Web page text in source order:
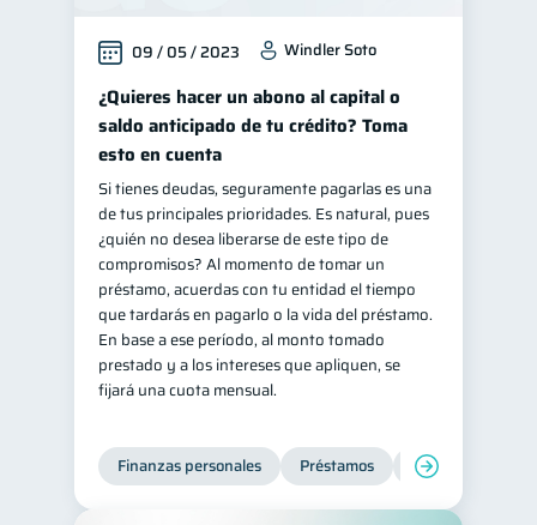
Información financiera
inversiones 1
Salud mental
Retiro 1 Doble sueldo 1
Gasto responsable 1
información financiera 1
09 / 05 / 2023 Windler Soto
¿Quieres hacer un abono al capital o
saldo anticipado de tu crédito? Toma
esto en cuenta
Si tienes deudas, seguramente pagarlas es una
de tus principales prioridades. Es natural, pues
¿quién no desea liberarse de este tipo de
compromisos? Al momento de tomar un
préstamo, acuerdas con tu entidad el tiempo
que tardarás en pagarlo o la vida del préstamo.
En base a ese período, al monto tomado
prestado y a los intereses que apliquen, se
fijará una cuota mensual.
Finanzas personales Préstamos Productos